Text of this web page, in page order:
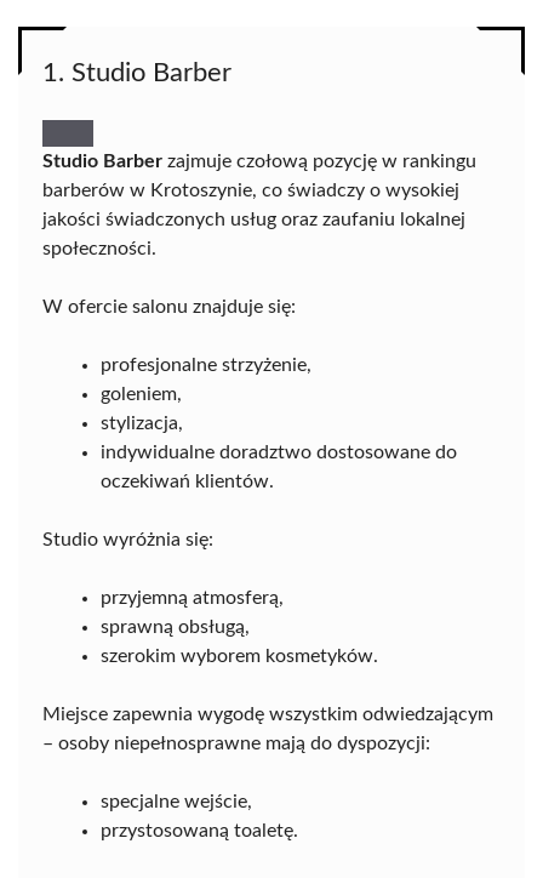
1. Studio Barber
Studio Barber zajmuje czołową pozycję w rankingu
barberów w Krotoszynie, co świadczy o wysokiej
jakości świadczonych usług oraz zaufaniu lokalnej
społeczności.
W ofercie salonu znajduje się:
profesjonalne strzyżenie,
goleniem,
stylizacja,
indywidualne doradztwo dostosowane do
oczekiwań klientów.
Studio wyróżnia się:
przyjemną atmosferą,
sprawną obsługą,
szerokim wyborem kosmetyków.
Miejsce zapewnia wygodę wszystkim odwiedzającym
– osoby niepełnosprawne mają do dyspozycji:
specjalne wejście,
przystosowaną toaletę.